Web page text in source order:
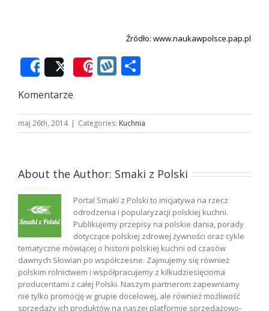
Źródło: www.naukawpolsce.pap.pl
SharePost SaveWykop
Komentarze
maj 26th, 2014 | Categories: Kuchnia
About the Author: Smaki z Polski
Portal Smaki z Polski to inicjatywa na rzecz
odrodzenia i popularyzacji polskiej kuchni.
Publikujemy przepisy na polskie dania, porady
dotyczące polskiej zdrowej żywności oraz cykle
tematyczne mówiącej o historii polskiej kuchni od czasów
dawnych Słowian po współczesne. Zajmujemy się również
polskim rolnictwem i współpracujemy z kilkudziesięcioma
producentami z całej Polski. Naszym partnerom zapewniamy
nie tylko promocję w grupie docelowej, ale również możliwość
sprzedaży ich produktów na naszej platformie sprzedażowo-